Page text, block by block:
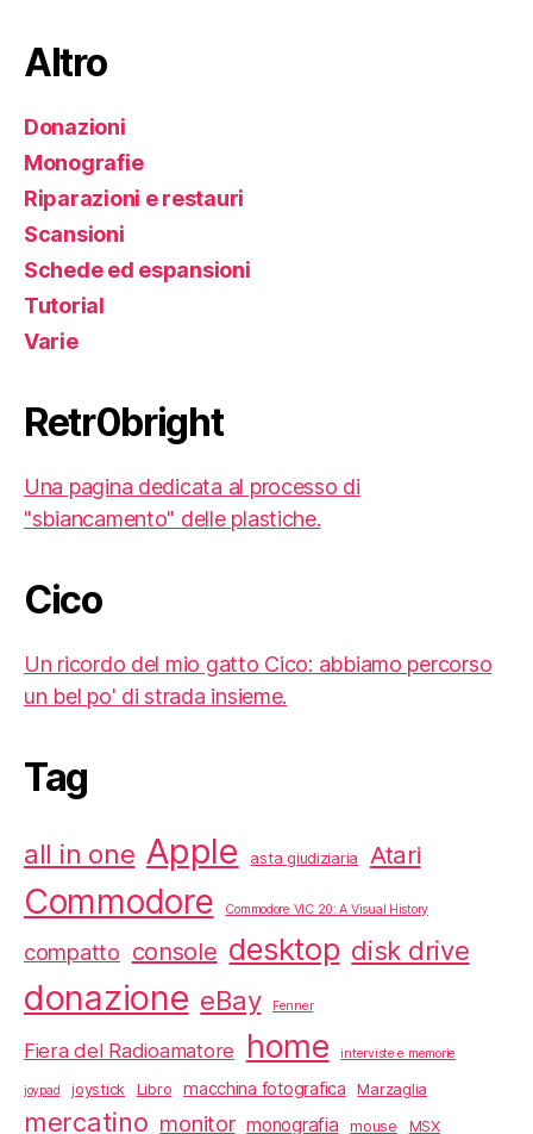
Altro
Donazioni
Monografie
Riparazioni e restauri
Scansioni
Schede ed espansioni
Tutorial
Varie
Retr0bright
Una pagina dedicata al processo di
"sbiancamento" delle plastiche.
Cico
Un ricordo del mio gatto Cico: abbiamo percorso
un bel po' di strada insieme.
Tag
all in one Apple asta giudiziaria Atari
Commodore Commodore VIC 20: A Visual History
compatto console desktop disk drive
donazione eBay Fenner
Fiera del Radioamatore home interviste e memorie
joypad joystick Libro macchina fotografica Marzaglia
mercatino monitor monografia mouse MSX